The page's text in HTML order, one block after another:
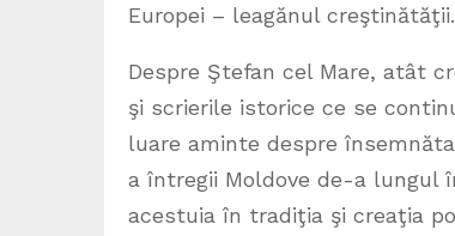
Europei – leagănul creştinătăţii.
Despre Ştefan cel Mare, atât
şi scrierile istorice ce se
luare aminte despre
a întregii Moldove de-a lungul
acestuia în tradiţia şi creaţia